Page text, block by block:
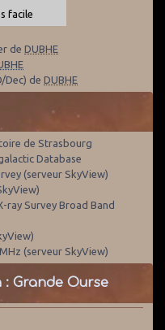
facile
de DUBHE
Dec) de DUBHE
de Strasbourg
Database
(serveur SkyView)
ray Survey Broad Band
(serveur SkyView)
Grande Ourse